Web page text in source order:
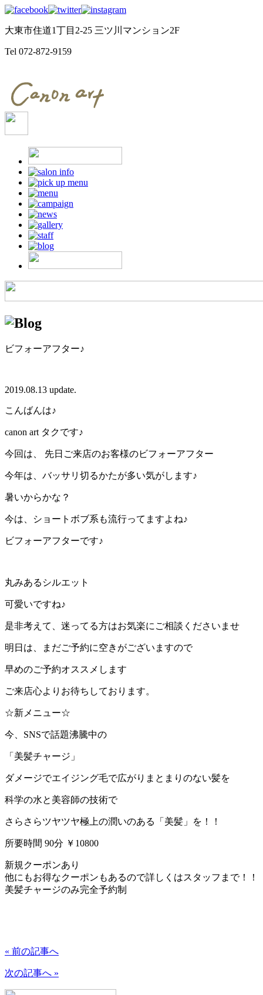
大東市住道1丁目2-25 三ツ川マンション2F
Tel 072-872-9159
ビフォーアフター♪
2019.08.13 update.
こんばんは♪
canon art タクです♪
今回は、 先日ご来店のお客様のビフォーアフター
今年は、バッサリ切るかたが多い気がします♪
暑いからかな？
今は、ショートボブ系も流行ってますよね♪
ビフォーアフターです♪
丸みあるシルエット
可愛いですね♪
是非考えて、迷ってる方はお気楽にご相談くださいませ
明日は、まだご予約に空きがございますので
早めのご予約オススメします
ご来店心よりお待ちしております。
☆新メニュー☆
今、SNSで話題沸騰中の
「美髪チャージ」
ダメージでエイジング毛で広がりまとまりのない髪を
科学の水と美容師の技術で
さらさらツヤツヤ極上の潤いのある「美髪」を！！
所要時間 90分 ￥10800
新規クーポンあり
他にもお得なクーポンもあるので詳しくはスタッフまで！！
美髪チャージのみ完全予約制
« 前の記事へ
次の記事へ »